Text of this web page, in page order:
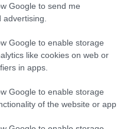
Google to send me
Google to enable storage
like cookies on web or
in apps.
Google to enable storage
of the website or app.